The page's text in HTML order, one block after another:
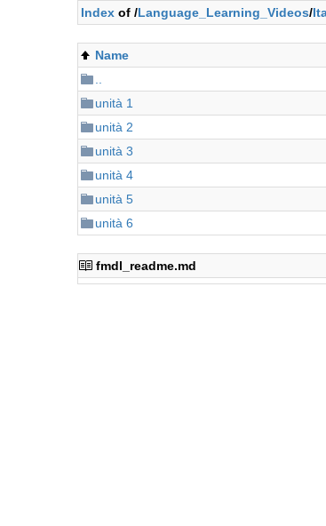
Index of /Language_Learning_Videos/
Name
unità 1
unità 2
unità 3
unità 4
unità 5
unità 6
fmdl_readme.md